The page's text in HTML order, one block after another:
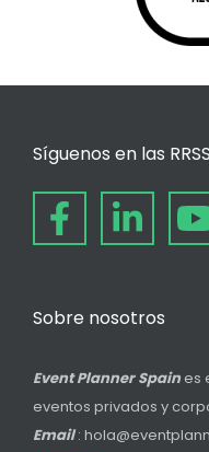
Síguenos en las
Sobre nosotros
Event Planner Spain es
eventos privados y
Email: